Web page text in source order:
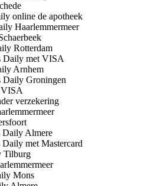
online de apotheek
Haarlemmermeer
Rotterdam
Daily met VISA
Arnhem
Daily Groningen
VISA
verzekering
Daily Almere
met Mastercard
Tilburg
Mons